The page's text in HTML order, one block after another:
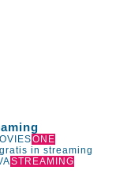
ONE
in streaming
STREAMING